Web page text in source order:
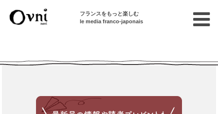
フランスをもっと楽しむ
le media franco-japonais